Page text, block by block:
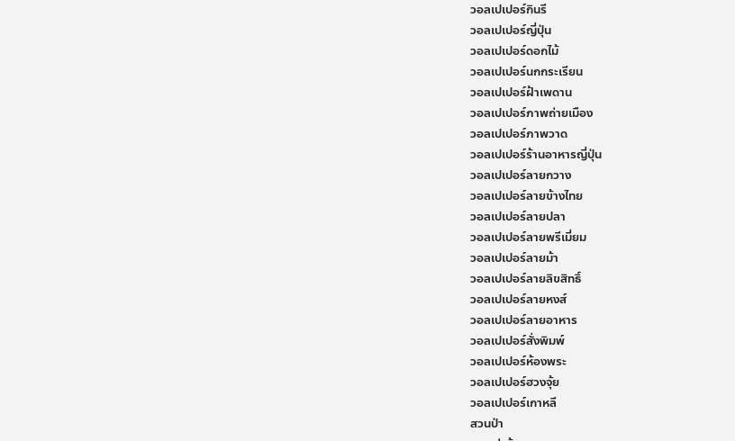
วอลเปเปอร์กินรี
วอลเปเปอร์ญี่ปุ่น
วอลเปเปอร์ดอกไม้
วอลเปเปอร์นกกระเรียน
วอลเปเปอร์ฝ้าเพดาน
วอลเปเปอร์ภาพถ่ายเมือง
วอลเปเปอร์ภาพวาด
วอลเปเปอร์ร้านอาหารญี่ปุ่น
วอลเปเปอร์ลายกวาง
วอลเปเปอร์ลายข้างไทย
วอลเปเปอร์ลายปลา
วอลเปเปอร์ลายพรีเมี่ยม
วอลเปเปอร์ลายม้า
วอลเปเปอร์ลายลิขสิทธิ์
วอลเปเปอร์ลายหงส์
วอลเปเปอร์ลายอาหาร
วอลเปเปอร์สั่งพิมพ์
วอลเปเปอร์ห้องพระ
วอลเปเปอร์ฮวงจุ้ย
วอลเปเปอร์เกาหลี
สวนป่า